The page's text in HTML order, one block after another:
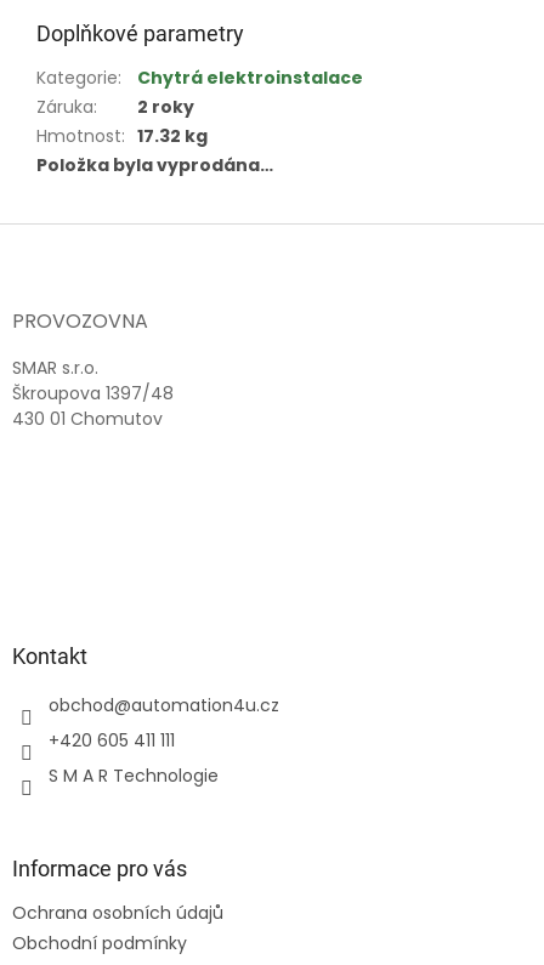
Doplňkové parametry
Kategorie:
Chytrá elektroinstalace
Záruka:
2 roky
Hmotnost: 17.32 kg
Položka byla vyprodána…
PROVOZOVNA
SMAR s.r.o.
Škroupova 1397/48
430 01 Chomutov
Kontakt
obchod@automation4u.cz
+420 605 411 111
S M A R Technologie
Informace pro vás
Ochrana osobních údajů
Obchodní podmínky